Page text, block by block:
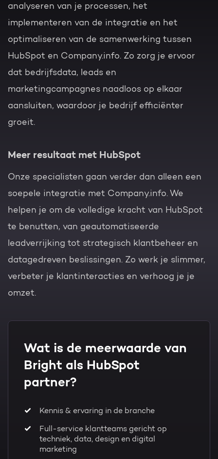
Wat is de meerwaarde van
Bright als HubSpot
partner?
Kennis & ervaring in de branche
Full-service klantteams gericht op
techniek, data, design en digital
marketing
analyseren van je processen, het
implementeren van de integratie en het
optimaliseren van de samenwerking tussen
HubSpot en Company.info. Zo zorg je ervoor
dat bedrijfsdata, leads en
marketingcampagnes naadloos op elkaar
aansluiten, waardoor je bedrijf efficiënter
groeit.
Meer resultaat met HubSpot
Onze specialisten gaan verder dan alleen een
soepele integratie met Company.info. We
helpen je om de volledige kracht van HubSpot
te benutten, van geautomatiseerde
leadverrijking tot strategisch klantbeheer en
datagedreven beslissingen. Zo werk je slimmer,
verbeter je klantinteracties en verhoog je je
omzet.